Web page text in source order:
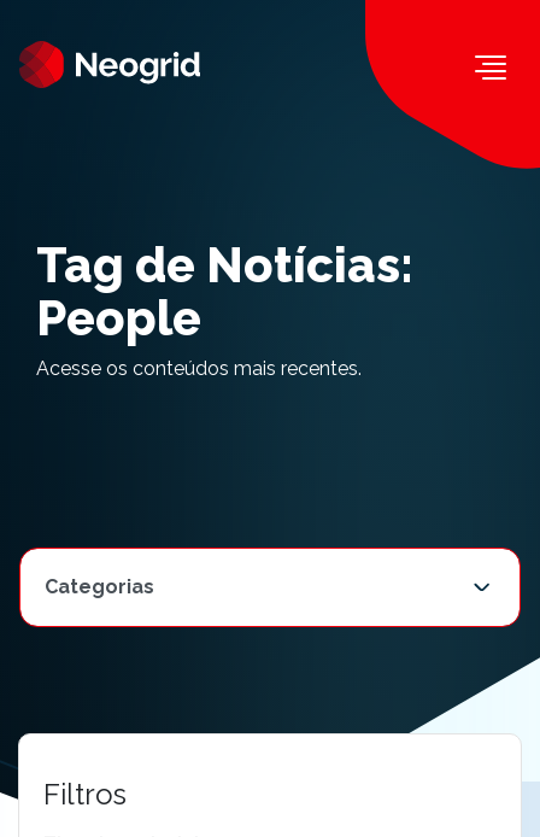
Tag de Notícias:
People
Acesse os conteúdos mais recentes.
Filtros